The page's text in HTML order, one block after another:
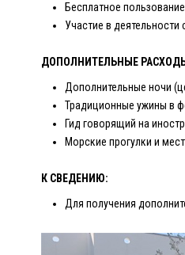
Бесплатное
Участие в
ДОПОЛНИТЕЛЬНЫЕ
Дополнительные ночи
Традиционные ужины в
Гид говорящий на
Морские прогулки и
К СВЕДЕНИЮ:
Для получения